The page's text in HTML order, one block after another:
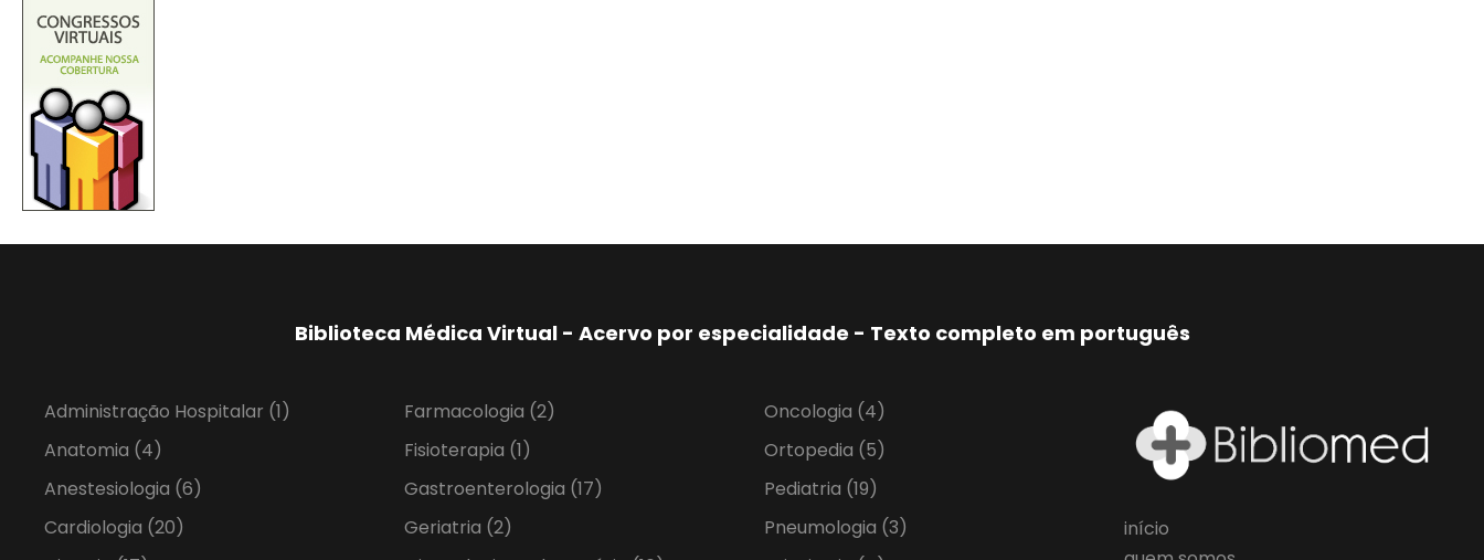
Biblioteca Médica Virtual - Acervo por especialidade - Texto completo em português
Administração Hospitalar (1)
Anatomia (4)
Anestesiologia (6)
Cardiologia (20)
Farmacologia (2)
Fisioterapia (1)
Gastroenterologia (17)
Geriatria (2)
Oncologia (4)
Ortopedia (5)
Pediatria (19)
Pneumologia (3)
início